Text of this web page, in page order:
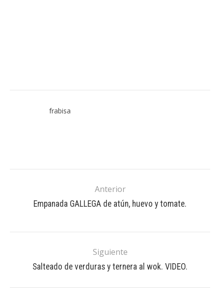
frabisa
Anterior
Empanada GALLEGA de atún, huevo y tomate.
Siguiente
Salteado de verduras y ternera al wok. VIDEO.